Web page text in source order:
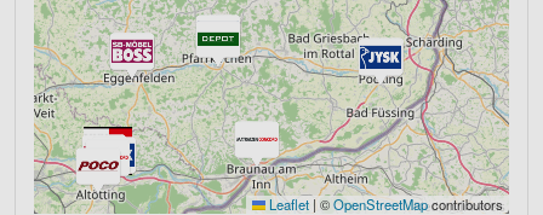
Leaflet | ©OpenStreetMapcontributors